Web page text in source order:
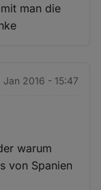
man die
Jan 2016 - 15:47
warum
von Spanien